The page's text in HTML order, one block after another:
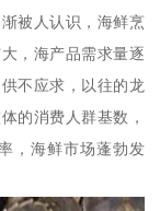
被人认识，海鲜烹
，海产品需求量逐
不应求，以往的龙
的消费人群基数，
，海鲜市场蓬勃发